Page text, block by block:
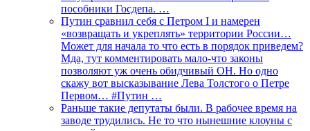
пособники Госдепа. …
Путин сравнил себя с Петром I и намерен
«возвращать и укреплять» территории России…
Может для начала то что есть в порядок приведем?
Мда, тут комментировать мало-что законы
позволяют уж очень обидчивый ОН. Но одно
скажу вот высказывание Лева Толстого о Петре
Первом… #Путин …
Раньше такие депутаты были. В рабочее время на
заводе трудились. Не то что нынешние клоуны с